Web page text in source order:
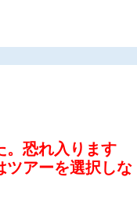
。恐れ入ります
ツアーを選択しな